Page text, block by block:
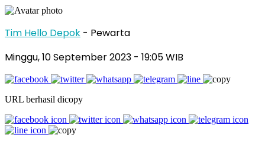
Tim Hello Depok - Pewarta
Minggu, 10 September 2023 - 19:05 WIB
URL berhasil dicopy